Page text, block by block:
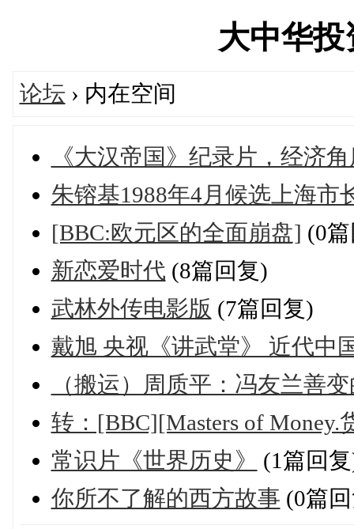
大中华
论坛 › 内在空间
《大汉帝国》纪录片，经济
朱镕基1988年4月候选上海市
[BBC:欧元区的全面崩盘] (0
新恋爱时代 (8篇回复)
武林外传电影版 (7篇回复)
戴旭 央视《讲武堂》 近代中
（搬运）周质平：冯友兰善
转：[BBC][Masters of Money.
常识片《世界历史》
(1篇回
你所不了解的西方故事 (0篇